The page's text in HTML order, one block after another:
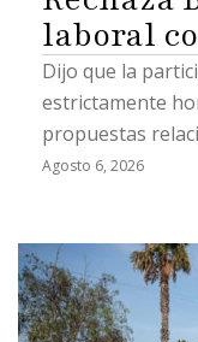
laboral
Dijo que la
estrictamente
propuestas
estratégicos
Agosto 6, 2026